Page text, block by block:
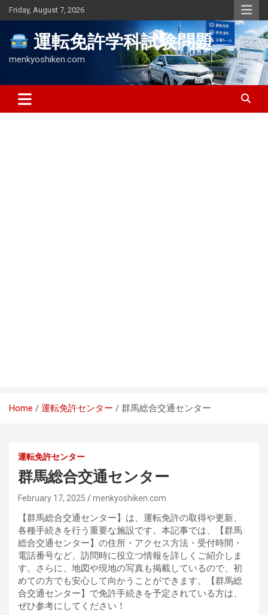
Skip
to
Friday, August 7, 2026
運転免許学科試験問題
menkyoshiken.com
Home 運転免許センター 群馬総合交通センター
運転免許センター
群馬総合交通センター
February 17, 2025 menkyoshiken.com
【群馬総合交通センター】は、運転免許の取得や更新、
各種手続きを行う重要な施設です。本記事では、【群馬
総合交通センター】の住所・アクセス方法・受付時間・
電話番号など、訪問時に役立つ情報を詳しくご紹介しま
す。さらに、地図や現地の写真も掲載しているので、初
めての方でも安心して向かうことができます。【群馬総
合交通センター】で免許手続きを予定されている方は、
ぜひ参考にしてください！